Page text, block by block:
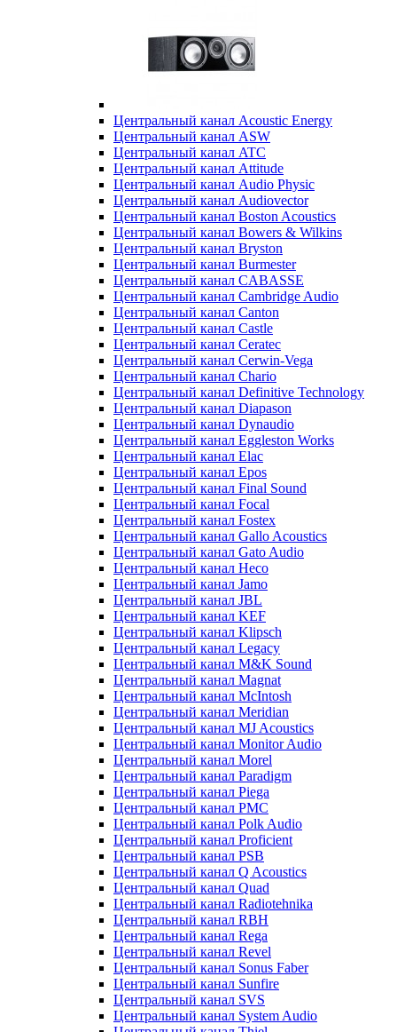
Центральный канал Acoustic Energy
Центральный канал ASW
Центральный канал ATC
Центральный канал Attitude
Центральный канал Audio Physic
Центральный канал Audiovector
Центральный канал Boston Acoustics
Центральный канал Bowers & Wilkins
Центральный канал Bryston
Центральный канал Burmester
Центральный канал CABASSE
Центральный канал Cambridge Audio
Центральный канал Canton
Центральный канал Castle
Центральный канал Ceratec
Центральный канал Cerwin-Vega
Центральный канал Chario
Центральный канал Definitive Technology
Центральный канал Diapason
Центральный канал Dynaudio
Центральный канал Eggleston Works
Центральный канал Elac
Центральный канал Epos
Центральный канал Final Sound
Центральный канал Focal
Центральный канал Fostex
Центральный канал Gallo Acoustics
Центральный канал Gato Audio
Центральный канал Heco
Центральный канал Jamo
Центральный канал JBL
Центральный канал KEF
Центральный канал Klipsch
Центральный канал Legacy
Центральный канал M&K Sound
Центральный канал Magnat
Центральный канал McIntosh
Центральный канал Meridian
Центральный канал MJ Acoustics
Центральный канал Monitor Audio
Центральный канал Morel
Центральный канал Paradigm
Центральный канал Piega
Центральный канал PMC
Центральный канал Polk Audio
Центральный канал Proficient
Центральный канал PSB
Центральный канал Q Acoustics
Центральный канал Quad
Центральный канал Radiotehnika
Центральный канал RBH
Центральный канал Rega
Центральный канал Revel
Центральный канал Sonus Faber
Центральный канал Sunfire
Центральный канал SVS
Центральный канал System Audio